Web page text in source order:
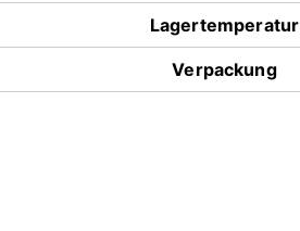
Lagertemperatur
Verpackung